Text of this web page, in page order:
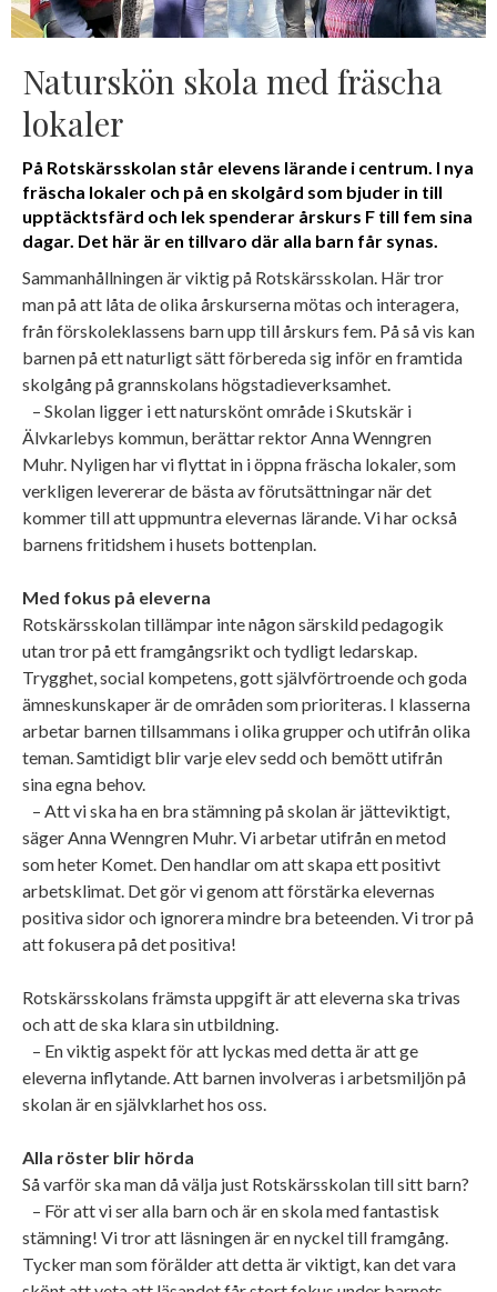
Naturskön skola med fräscha
lokaler
På Rotskärsskolan står elevens lärande i centrum. I nya
fräscha lokaler och på en skolgård som bjuder in till
upptäcktsfärd och lek spenderar årskurs F till fem sina
dagar. Det här är en tillvaro där alla barn får synas.
Sammanhållningen är viktig på Rotskärsskolan. Här tror
man på att låta de olika årskurserna mötas och interagera,
från förskoleklassens barn upp till årskurs fem. På så vis kan
barnen på ett naturligt sätt förbereda sig inför en framtida
skolgång på grannskolans högstadieverksamhet.
– Skolan ligger i ett naturskönt område i Skutskär i
Älvkarlebys kommun, berättar rektor Anna Wenngren
Muhr. Nyligen har vi flyttat in i öppna fräscha lokaler, som
verkligen levererar de bästa av förutsättningar när det
kommer till att uppmuntra elevernas lärande. Vi har också
barnens fritidshem i husets bottenplan.
Med fokus på eleverna
Rotskärsskolan tillämpar inte någon särskild pedagogik
utan tror på ett framgångsrikt och tydligt ledarskap.
Trygghet, social kompetens, gott självförtroende och goda
ämneskunskaper är de områden som prioriteras. I klasserna
arbetar barnen tillsammans i olika grupper och utifrån olika
teman. Samtidigt blir varje elev sedd och bemött utifrån
sina egna behov.
– Att vi ska ha en bra stämning på skolan är jätteviktigt,
säger Anna Wenngren Muhr. Vi arbetar utifrån en metod
som heter Komet. Den handlar om att skapa ett positivt
arbetsklimat. Det gör vi genom att förstärka elevernas
positiva sidor och ignorera mindre bra beteenden. Vi tror på
att fokusera på det positiva!
Rotskärsskolans främsta uppgift är att eleverna ska trivas
och att de ska klara sin utbildning.
– En viktig aspekt för att lyckas med detta är att ge
eleverna inflytande. Att barnen involveras i arbetsmiljön på
skolan är en självklarhet hos oss.
Alla röster blir hörda
Så varför ska man då välja just Rotskärsskolan till sitt barn?
– För att vi ser alla barn och är en skola med fantastisk
stämning! Vi tror att läsningen är en nyckel till framgång.
Tycker man som förälder att detta är viktigt, kan det vara